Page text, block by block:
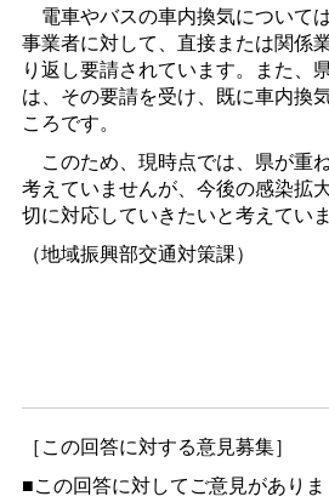
電車やバスの車内換気について
事業者に対して、直接または関係
り返し要請されています。また、
は、その要請を受け、既に車内換
ころです。
このため、現時点では、県が重
考えていませんが、今後の感染拡
切に対応していきたいと考えていま
（地域振興部交通対策課）
［この回答に対する意見募集］
■この回答に対してご意見があり